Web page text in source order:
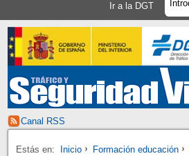
Ir a la DGT
Canal RSS
Estás en: Inicio Formación educación